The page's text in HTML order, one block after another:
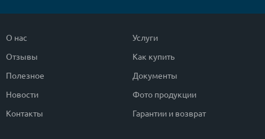
О нас
Отзывы
Полезное
Новости
Контакты
Услуги
Как купить
Документы
Фото продукции
Гарантии и возврат